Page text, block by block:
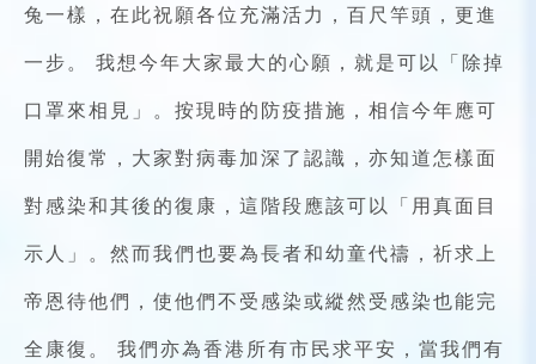
兔一樣，在此祝願各位充滿活力，百尺竿頭，更進
一步。 我想今年大家最大的心願，就是可以「除掉
口罩來相見」。按現時的防疫措施，相信今年應可
開始復常，大家對病毒加深了認識，亦知道怎樣面
對感染和其後的復康，這階段應該可以「用真面目
示人」。然而我們也要為長者和幼童代禱，祈求上
帝恩待他們，使他們不受感染或縱然受感染也能完
全康復。 我們亦為香港所有市民求平安，當我們有